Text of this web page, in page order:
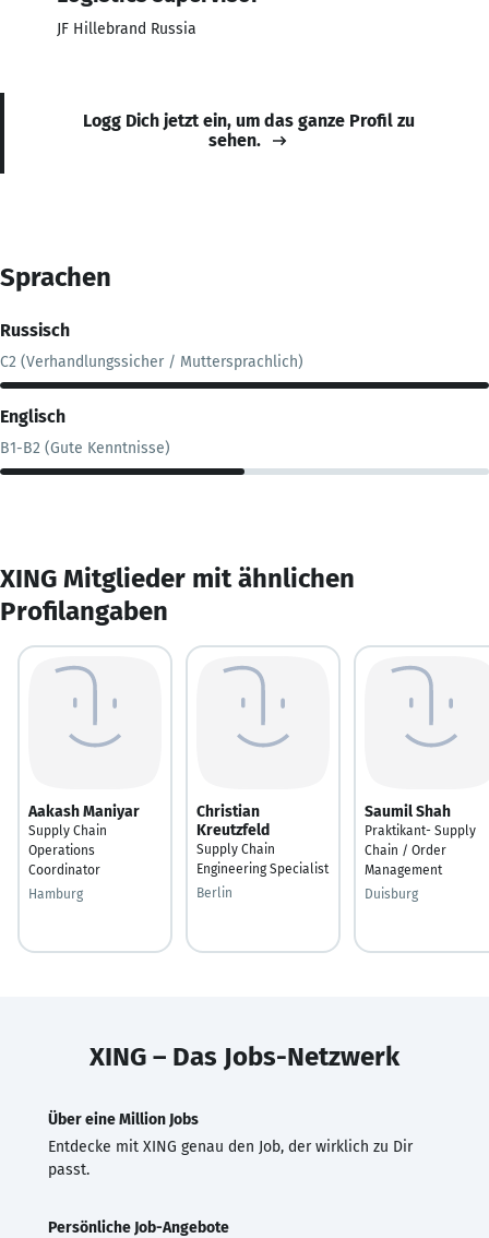
JF Hillebrand Russia
Logg Dich jetzt ein, um das ganze Profil zu
sehen.
Sprachen
Russisch
C2 (Verhandlungssicher / Muttersprachlich)
Englisch
B1-B2 (Gute Kenntnisse)
XING Mitglieder mit ähnlichen
Profilangaben
Aakash Maniyar
Supply Chain
Operations
Coordinator
Hamburg
Christian
Kreutzfeld
Supply Chain
Engineering Specialist
Berlin
Saumil Shah
Praktikant- Supply
Chain / Order
Management
Duisburg
XING – Das Jobs-Netzwerk
Über eine Million Jobs
Entdecke mit XING genau den Job, der wirklich zu Dir
passt.
Persönliche Job-Angebote